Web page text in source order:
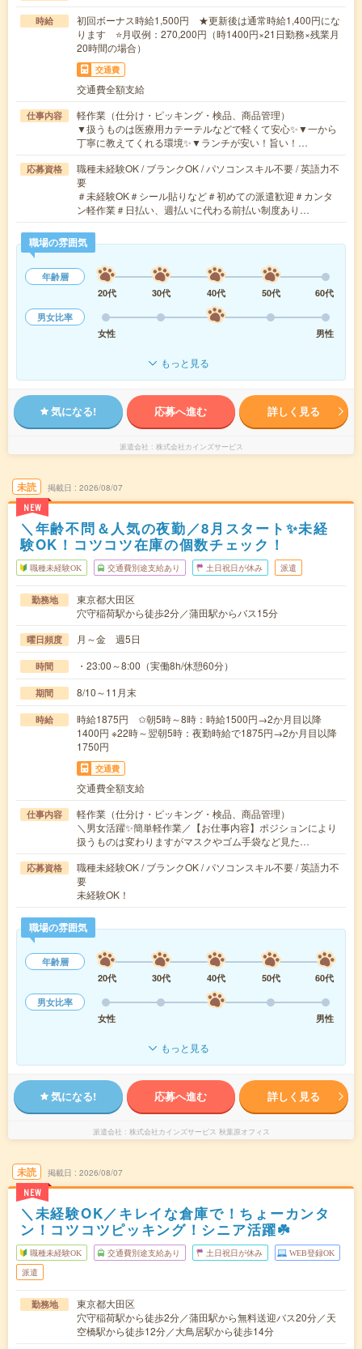
時給
初回ボーナス時給1,500円 ★更新後は通常時給1,400円にな
ります ⭐月収例：270,200円（時1400円×21日勤務×残業月
20時間の場合）
交通費
交通費全額支給
仕事内容
軽作業（仕分け・ピッキング・検品、商品管理）
▼扱うものは医療用カテーテルなどで軽くて安心✨▼一から
丁寧に教えてくれる環境✨▼ランチが安い！旨い！…
応募資格
職種未経験OK / ブランクOK / パソコンスキル不要 / 英語力不
要
＃未経験OK＃シール貼りなど＃初めての派遣歓迎＃カンタ
ン軽作業＃日払い、週払いに代わる前払い制度あり…
職場の雰囲気
年齢層
20代
30代 40代 50代
60代
男女比率
女性
男性
もっと見る
気になる! 応募へ進む 詳しく見る
派遣会社 株式会社カインズサービス
未読
NEW
掲載日 2026/08/07
＼年齢不問＆人気の夜勤／8月スタート✨未経
験OK！コツコツ在庫の個数チェック！
職種未経験OK 交通費別途支給あり 土日祝日が休み 派遣
勤務地
東京都大田区
穴守稲荷駅から徒歩2分／蒲田駅からバス15分
曜日頻度 月～金 週5日
時間 ・23:00～8:00（実働8h/休憩60分）
期間 8/10～11月末
時給
時給1875円 ✩朝5時～8時：時給1500円→2か月目以降
1400円 ※22時～翌朝5時：夜勤時給で1875円→2か月目以降
1750円
交通費
交通費全額支給
仕事内容
軽作業（仕分け・ピッキング・検品、商品管理）
＼男女活躍✨簡単軽作業／【お仕事内容】ポジションにより
扱うものは変わりますがマスクやゴム手袋など見た…
応募資格
職種未経験OK / ブランクOK / パソコンスキル不要 / 英語力不
要
未経験OK！
職場の雰囲気
年齢層
20代
30代 40代 50代
60代
男女比率
女性
男性
もっと見る
気になる! 応募へ進む 詳しく見る
派遣会社 株式会社カインズサービス 秋葉原オフィス
未読
NEW
掲載日 2026/08/07
＼未経験OK／キレイな倉庫で！ちょーカンタ
ン！コツコツピッキング！シニア活躍☘️
職種未経験OK 交通費別途支給あり 土日祝日が休み WEB登録OK
派遣
勤務地
東京都大田区
穴守稲荷駅から徒歩2分／蒲田駅から無料送迎バス20分／天
空橋駅から徒歩12分／大鳥居駅から徒歩14分